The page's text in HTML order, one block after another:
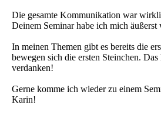
Die gesamte Kommunikation war
Deinem Seminar habe ich mich
In meinen Themen gibt es bereits die
bewegen sich die ersten Steinchen.
verdanken!
Gerne komme ich wieder zu einem
Karin!